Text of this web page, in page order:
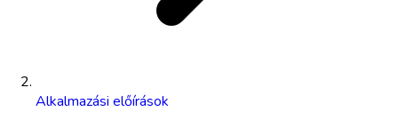
Alkalmazási előírások